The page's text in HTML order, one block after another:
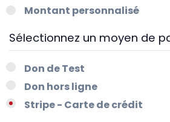
Montant personnalisé
Sélectionnez un moyen de
Don de Test
Don hors ligne
Stripe - Carte de crédit